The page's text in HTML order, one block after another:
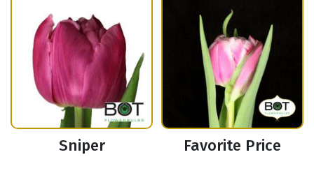
Sniper Favorite Price